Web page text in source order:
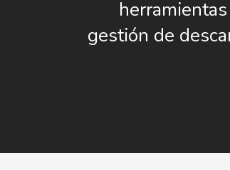
gestión de